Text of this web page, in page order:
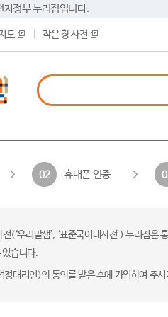
자정부 누리집입니다.
도 작은 창 사전
02 휴대폰 인증
(‘우리말샘’, ‘표준국어대사전’) 누리집
있습니다.
대리인)의 동의를 받은 후에 가입하여 주